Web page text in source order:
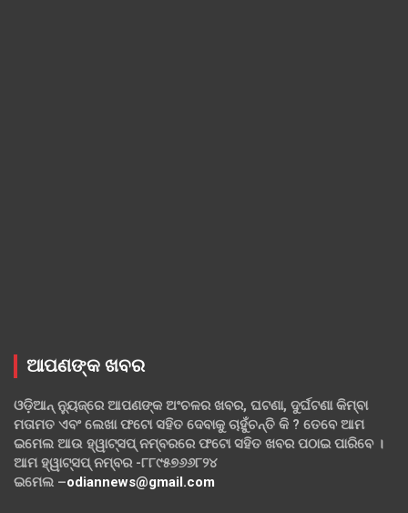
ଆପଣଙ୍କ ଖବର
ଓଡ଼ିଆନ୍ ନ୍ୟୁଜ୍‌ରେ ଆପଣଙ୍କ ଅଂଚଳର ଖବର, ଘଟଣା, ଦୁର୍ଘଟଣା କିମ୍ବା
ମତାମତ ଏବଂ ଲେଖା ଫଟୋ ସହିତ ଦେବାକୁ ଚାହୁଁଚନ୍ତି କି ? ତେବେ ଆମ
ଇମେଲ ଆଉ ହ୍ୱାଟ୍‌ସପ୍ ନମ୍ବରରେ ଫଟୋ ସହିତ ଖବର ପଠାଇ ପାରିବେ ।
ଆମ ହ୍ୱାଟ୍‌ସପ୍ ନମ୍ବର -୮୮୯୫୭୬୬୮୨୪
ଇମେଲ –odiannews@gmail.com